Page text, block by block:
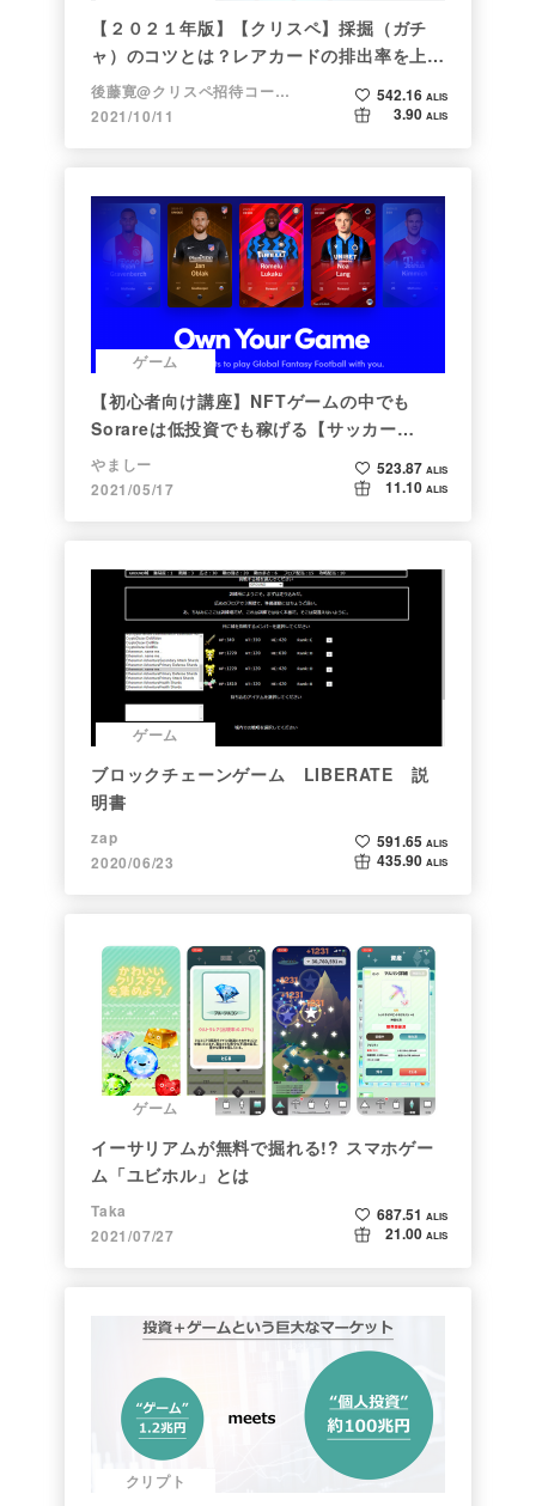
【２０２１年版】【クリスペ】採掘（ガチ
ャ）のコツとは？レアカードの排出率を上げ
る方法【初心者向け】
後藤寛@クリスペ招待コード→LHiH
2021/10/11
542.16 ALIS
3.90 ALIS
ゲーム
【初心者向け講座】NFTゲームの中でも
Sorareは低投資でも稼げる【サッカー
×NFT×BCG】
やましー
2021/05/17
523.87 ALIS
11.10 ALIS
ゲーム
ブロックチェーンゲーム LIBERATE 説
明書
zap
2020/06/23
591.65 ALIS
435.90 ALIS
ゲーム
イーサリアムが無料で掘れる!? スマホゲー
ム「ユビホル」とは
Taka
2021/07/27
687.51 ALIS
21.00 ALIS
クリプト